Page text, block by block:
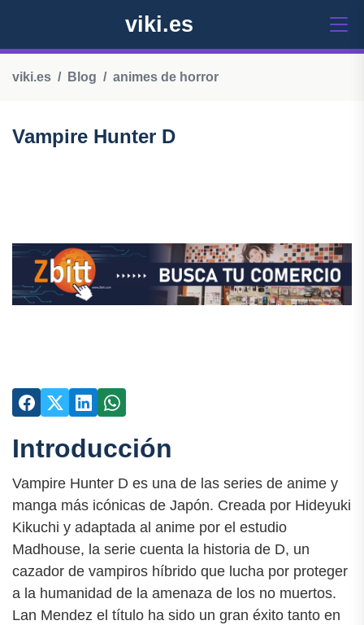
viki.es
viki.es Blog animes de horror
Vampire Hunter D
Introducción
Vampire Hunter D es una de las series de anime y
manga más icónicas de Japón. Creada por Hideyuki
Kikuchi y adaptada al anime por el estudio
Madhouse, la serie cuenta la historia de D, un
cazador de vampiros híbrido que lucha por proteger
a la humanidad de la amenaza de los no muertos.
Lan Mendez el título ha sido un gran éxito tanto en